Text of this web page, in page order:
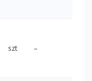
szt –